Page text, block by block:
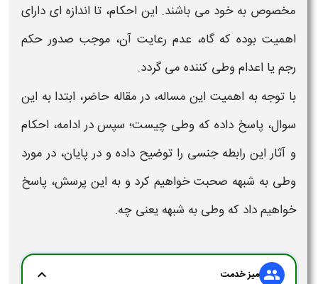
مخصوص به خود می باشند. این احکام، تا اندازه ای دارای
اهمیت بوده که گاه، عدم رعایت آن، موجب صدور حکم
رجم یا اعداموطی کننده می گردد.
با توجه به اهمیت این مساله، در مقاله حاضر، ابتدا به این
سوال، پاسخ داده که وطی چیست؛ سپس در ادامه، احکام
و آثاراین رابطه جنسی را توضیح داده و در پایان، در مورد
وطی به شبهه صحبت خواهیم کرد و به این پرسش، پاسخ
خواهیم داد که وطی به شبهه یعنی چه.
group میز خدمت expand_more